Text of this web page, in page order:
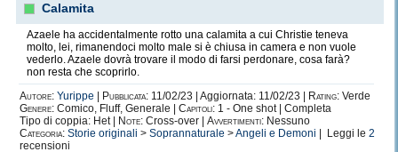
Calamita
Azaele ha accidentalmente rotto una calamita a cui Christie teneva
molto, lei, rimanendoci molto male si è chiusa in camera e non vuole
vederlo. Azaele dovrà trovare il modo di farsi perdonare, cosa farà?
non resta che scoprirlo.
Autore: Yurippe Pubblicata: 11/02/23 | Aggiornata: 11/02/23 | Rating: Verde
Genere: Comico, Fluff, Generale | Capitoli: 1 - One shot | Completa
Tipo di coppia: Het |
Note: Cross-over | Avvertimenti: Nessuno
Categoria: Storie originali > Soprannaturale >Angeli e Demoni | Leggi le 2
recensioni